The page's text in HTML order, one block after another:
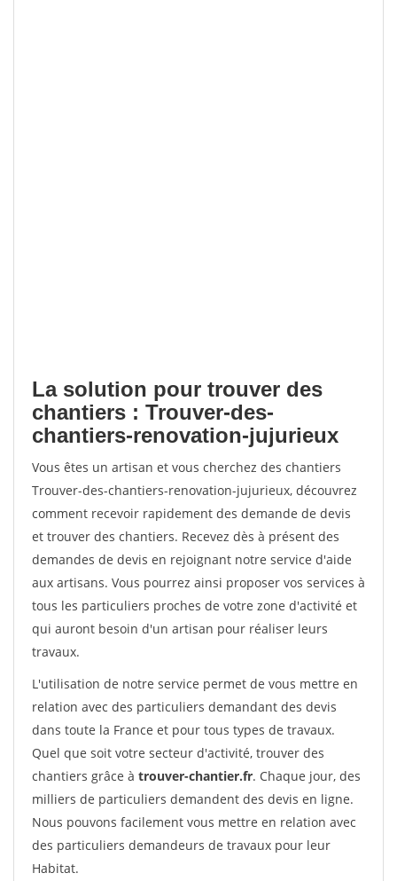
La solution pour trouver des
chantiers : Trouver-des-
chantiers-renovation-jujurieux
Vous êtes un artisan et vous cherchez des chantiers
Trouver-des-chantiers-renovation-jujurieux, découvrez
comment recevoir rapidement des demande de devis
et trouver des chantiers. Recevez dès à présent des
demandes de devis en rejoignant notre service d'aide
aux artisans. Vous pourrez ainsi proposer vos services à
tous les particuliers proches de votre zone d'activité et
qui auront besoin d'un artisan pour réaliser leurs
travaux.
L'utilisation de notre service permet de vous mettre en
relation avec des particuliers demandant des devis
dans toute la France et pour tous types de travaux.
Quel que soit votre secteur d'activité, trouver des
chantiers grâce à trouver-chantier.fr. Chaque jour, des
milliers de particuliers demandent des devis en ligne.
Nous pouvons facilement vous mettre en relation avec
des particuliers demandeurs de travaux pour leur
Habitat.